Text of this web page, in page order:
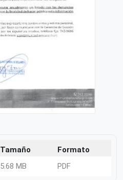
Tamaño
Formato
5.68 MB PDF